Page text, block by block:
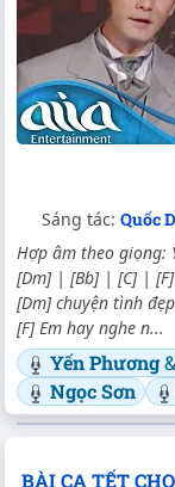
Sáng tác: Quốc
Hợp âm theo giọng:
[Dm] | [Bb] | [C] |
[Dm] chuyện tình
[F] Em hay nghe n...
Yến Phương&
Ngọc Sơn
BÀI CA TẾT